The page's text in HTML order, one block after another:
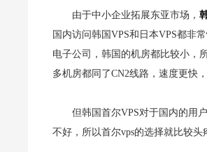
由于中小企业拓展东亚市场，
国内访问韩国VPS和日本VPS都非
电子公司，韩国的机房都比较小，
多机房都同了CN2线路，速度更快
但韩国首尔VPS对于国内的用
不好，所以首尔vps的选择就比较